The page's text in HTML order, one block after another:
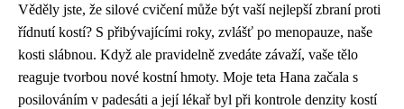
Věděly jste, že silové cvičení může být vaší nejlepší zbraní proti
řídnutí kostí? S přibývajícími roky, zvlášť po menopauze, naše
kosti slábnou. Když ale pravidelně zvedáte závaží, vaše tělo
reaguje tvorbou nové kostní hmoty. Moje teta Hana začala s
posilováním v padesáti a její lékař byl při kontrole denzity kostí